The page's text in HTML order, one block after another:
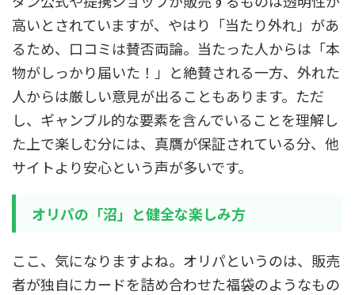
高いとされていますが、やはり「当たり外れ」があ
るため、口コミは賛否両論。当たった人からは「本
物がしっかり届いた！」と絶賛される一方、外れた
人からは厳しい意見が出ることもあります。ただ
し、ギャンブル的な要素を含んでいることを理解し
た上で楽しむ分には、真贋が保証されている分、他
サイトより安心という声が多いです。
オリパの「沼」と健全な楽しみ方
ここ、気になりますよね。オリパというのは、販売
者が独自にカードを詰め合わせた福袋のようなもの